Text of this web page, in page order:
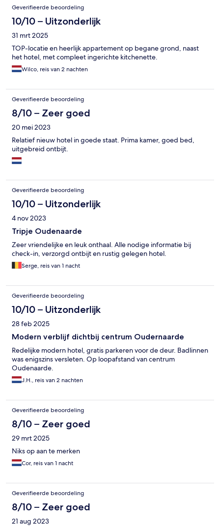
Geverifieerde beoordeling
10/10 – Uitzonderlijk
31 mrt 2025
TOP-locatie en heerlijk appartement op begane grond, naast
het hotel, met compleet ingerichte kitchenette.
Wilco, reis van 2 nachten
Geverifieerde beoordeling
8/10 – Zeer goed
20 mei 2023
Relatief nieuw hotel in goede staat. Prima kamer, goed bed,
uitgebreid ontbijt.
Geverifieerde beoordeling
10/10 – Uitzonderlijk
4 nov 2023
Tripje Oudenaarde
Zeer vriendelijke en leuk onthaal. Alle nodige informatie bij
check-in, verzorgd ontbijt en rustig gelegen hotel.
Serge, reis van 1 nacht
Geverifieerde beoordeling
10/10 – Uitzonderlijk
28 feb 2025
Modern verblijf dichtbij centrum Oudernaarde
Redelijke modern hotel, gratis parkeren voor de deur. Badlinnen
was enigszins versleten. Op loopafstand van centrum
Oudenaarde.
J.H., reis van 2 nachten
Geverifieerde beoordeling
8/10 – Zeer goed
29 mrt 2025
Niks op aan te merken
Cor, reis van 1 nacht
Geverifieerde beoordeling
8/10 – Zeer goed
21 aug 2023